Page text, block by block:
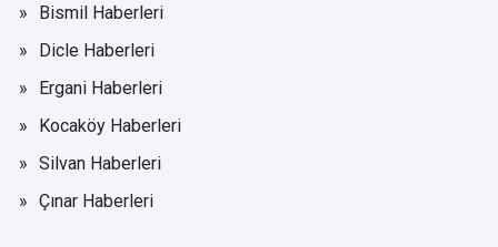
Bismil Haberleri
Dicle Haberleri
Ergani Haberleri
Kocaköy Haberleri
Silvan Haberleri
Çınar Haberleri